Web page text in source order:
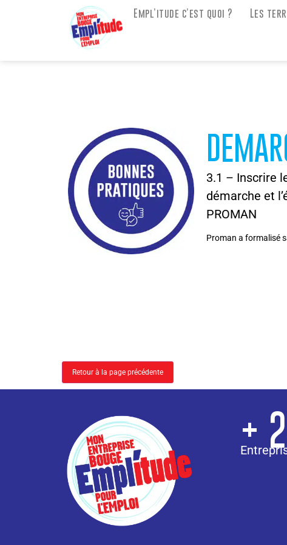
Empl’itude c’est quoi ? Les
3.1 – Inscrire
démarche et
PROMAN
Proman a formalisé
Retour à la page précédente
+